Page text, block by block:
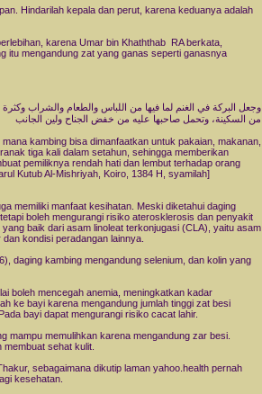
Hindarilah kepala dan perut, karena keduanya adalah
karena Umar bin Khaththab RA berkata,
itu mengandung zat yang ganas seperti ganasnya
وجعل البركة في الغنم لما فيها من اللباس والطعام والشراب وكثرة
من السكينة، وتحمل صاحبها عليه من خفض الجناح ولين الجانب
kambing bisa dimanfaatkan untuk pakaian, makanan,
tiga kali dalam setahun, sehingga memberikan
pemiliknya rendah hati dan lembut terhadap orang
Kutub Al-Mishriyah, Koiro, 1384 H, syamilah]
memiliki manfaat kesihatan. Meski diketahui daging
boleh mengurangi risiko aterosklerosis dan penyakit
baik dari asam linoleat terkonjugasi (CLA), yaitu asam
kondisi peradangan lainnya.
daging kambing mengandung selenium, dan kolin yang
boleh mencegah anemia, meningkatkan kadar
ke bayi karena mengandung jumlah tinggi zat besi
bayi dapat mengurangi risiko cacat lahir.
mampu memulihkan karena mengandung zar besi.
sehat kulit.
sebagaimana dikutip laman yahoo.health pernah
kesehatan.